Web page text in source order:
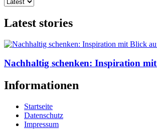
Latest stories
Nachhaltig schenken: Inspiration
Informationen
Startseite
Datenschutz
Impressum